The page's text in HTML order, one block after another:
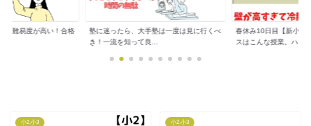
は難易度が高い！合格
塾に迷ったら、大手塾は一度は見に行くべ
き！一流を知って良...
春休み10日目【新小３
スはこんな授業。ハ...
小2,小3 小2,小3